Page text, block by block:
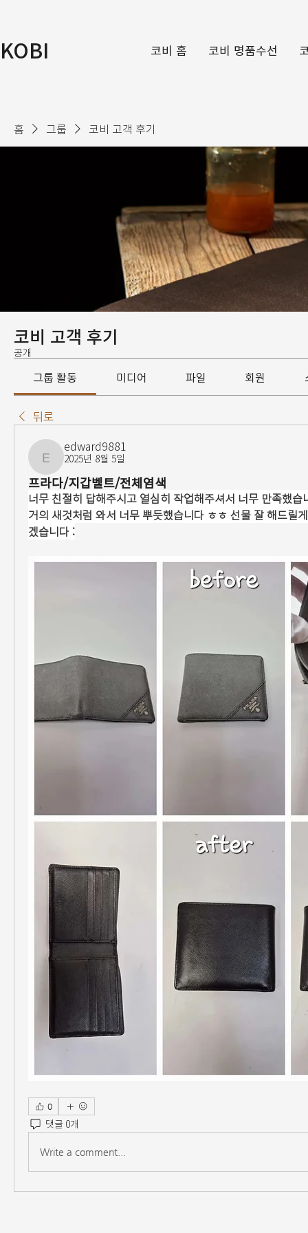
KOBI 코비 홈 코비 명품수선
홈 그룹 코비 고객 후기
코비 고객 후기
공개
그룹 활동 미디어 파일 회원
뒤로
edward9881
edward9881
2025년 8월 5일
프라다/지갑벨트/전체염색
너무 친절히 답해주시고 열심히 작업해주셔서 너무 만족했
거의 새것처럼 와서 너무 뿌듯했습니다 ㅎㅎ 선물 잘 해드릴
겠습니다 :
0
댓글 0개
Write a comment...